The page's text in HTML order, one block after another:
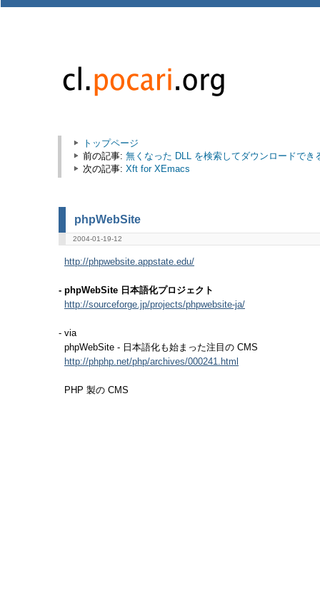
トップページ
前の記事: 無くなった DLL を検索してダウンロードでき
次の記事: Xft for XEmacs
phpWebSite
2004-01-19-12
http://phpwebsite.appstate.edu/
- phpWebSite 日本語化プロジェクト
http://sourceforge.jp/projects/phpwebsite-ja/
- via
phpWebSite - 日本語化も始まった注目の CMS
http://phphp.net/php/archives/000241.html
PHP 製の CMS